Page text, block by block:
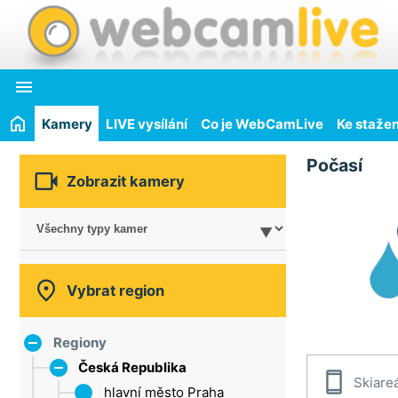

Kamery LIVE vysílání Co je WebCamLive Ke
 Zobrazit kamery
 Vybrat region
Regiony
Česká Republika
hlavní město Praha
Počasí
